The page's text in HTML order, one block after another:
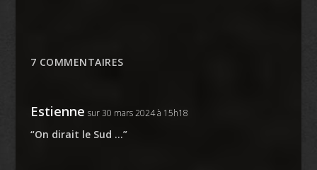
7 COMMENTAIRES
Estienne sur 30 mars 2024 à 15h18
“On dirait le Sud …”